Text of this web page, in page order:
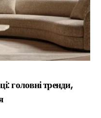
головні тренди,